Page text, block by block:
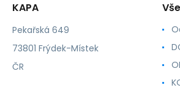
KAPA
Pekařská 649
73801 Frýdek-Místek
ČR